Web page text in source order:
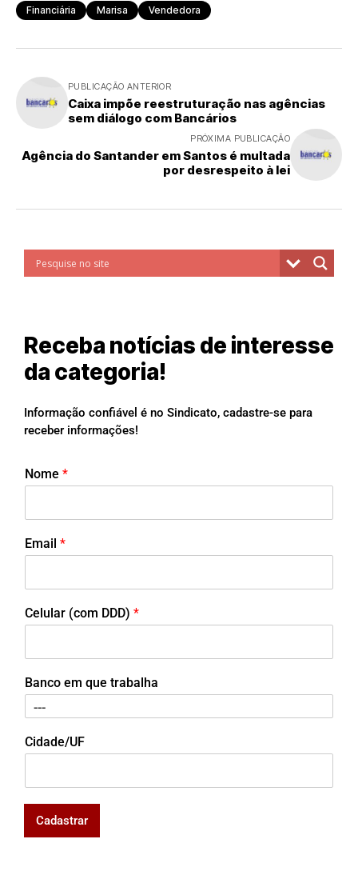
Financiária Marisa Vendedora
PUBLICAÇÃO ANTERIOR
Caixa impõe reestruturação nas agências
sem diálogo com Bancários
PRÓXIMA PUBLICAÇÃO
Agência do Santander em Santos é multada
por desrespeito à lei
Receba notícias de interesse
da categoria!
Informação confiável é no Sindicato, cadastre-se para
receber informações!
Nome *
Email *
Celular (com DDD) *
Banco em que trabalha
Cidade/UF
Cadastrar